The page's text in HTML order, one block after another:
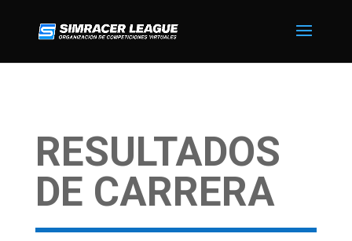
RESULTADOS
DE CARRERA